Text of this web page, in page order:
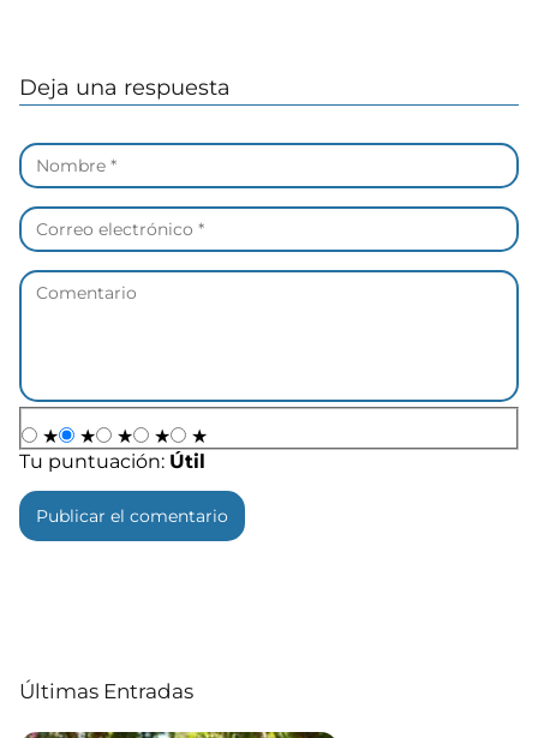
Deja una respuesta
★ ★ ★ ★
★
Tu puntuación: Útil
Últimas Entradas